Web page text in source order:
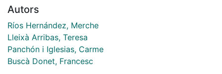
Autors
Ríos Hernández, Merche
Lleixà Arribas, Teresa
Panchón i Iglesias, Carme
Buscà Donet, Francesc